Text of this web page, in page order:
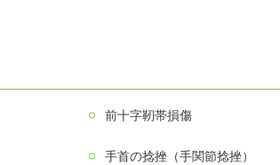
前十字靭帯損傷
手首の捻挫（手関節捻挫）